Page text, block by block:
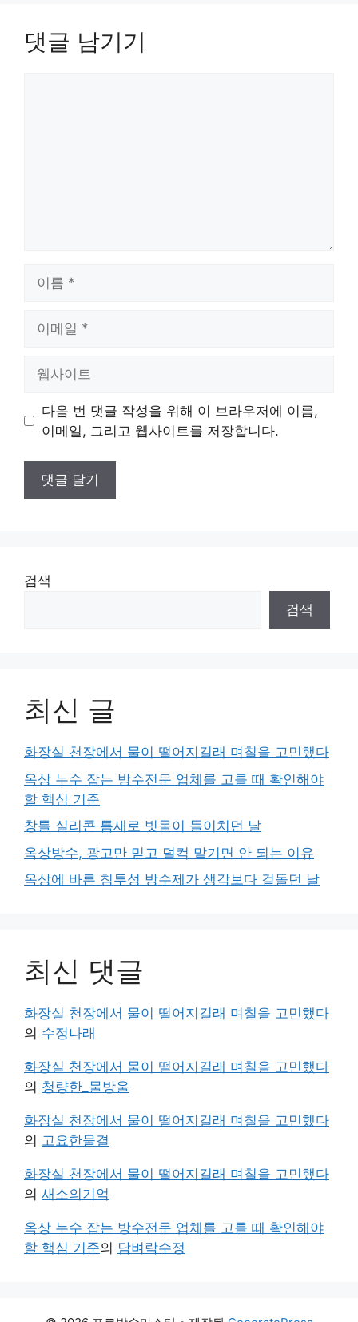
댓글 남기기
트
다음 번 댓글 작성을 위해 이 브라우저에 이름,
이메일, 그리고 웹사이트를 저장합니다.
검색
검색
최신 글
화장실 천장에서 물이 떨어지길래 며칠을 고민했다
옥상 누수 잡는 방수전문 업체를 고를 때 확인해야
할 핵심 기준
창틀 실리콘 틈새로 빗물이 들이치던 날
옥상방수, 광고만 믿고 덜컥 맡기면 안 되는 이유
옥상에 바른 침투성 방수제가 생각보다 겉돌던 날
최신 댓글
화장실 천장에서 물이 떨어지길래 며칠을 고민했다
의 수정나래
화장실 천장에서 물이 떨어지길래 며칠을 고민했다
의 청량한_물방울
화장실 천장에서 물이 떨어지길래 며칠을 고민했다
의 고요한물결
화장실 천장에서 물이 떨어지길래 며칠을 고민했다
의 새소의기억
옥상 누수 잡는 방수전문 업체를 고를 때 확인해야
할 핵심 기준의 담벼락수정